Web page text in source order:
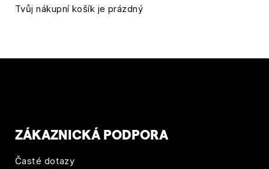
Tvůj nákupní košík je prázdný
ZÁKAZNICKÁ PODPORA
Časté dotazy